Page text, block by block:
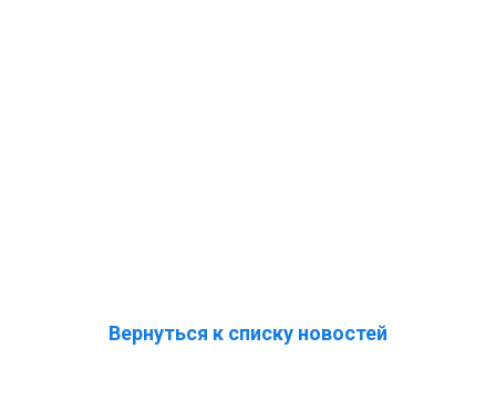
Вернуться к списку новостей